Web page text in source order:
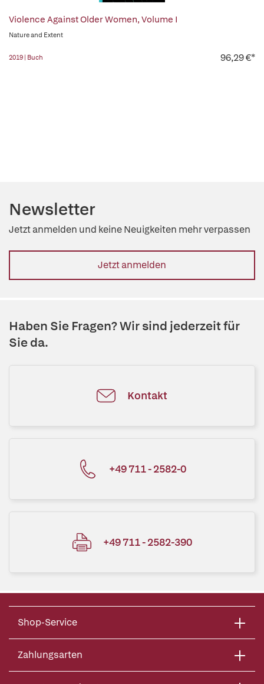
Violence Against Older Women, Volume I
Nature and Extent
2019 | Buch 96,29 €*
Newsletter
Jetzt anmelden und keine Neuigkeiten mehr verpassen
Jetzt anmelden
Haben Sie Fragen? Wir sind jederzeit für
Sie da.
Kontakt
+49 711 - 2582-0
+49 711 - 2582-390
Shop-Service
Zahlungsarten